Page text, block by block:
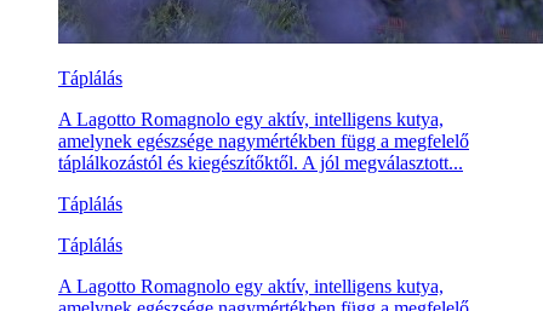
Táplálás
A Lagotto Romagnolo egy aktív, intelligens kutya,
amelynek egészsége nagymértékben függ a megfelelő
táplálkozástól és kiegészítőktől. A jól megválasztott...
Táplálás
Táplálás
A Lagotto Romagnolo egy aktív, intelligens kutya,